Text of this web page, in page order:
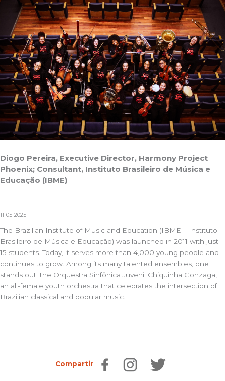
Diogo Pereira, Executive Director, Harmony Project
Phoenix; Consultant, Instituto Brasileiro de Música e
Educação (IBME)
11-05-2025
The Brazilian Institute of Music and Education (IBME – Instituto
Brasileiro de Música e Educação) was launched in 2011 with just
15 students. Today, it serves more than 4,000 young people and
continues to grow. Among its many talented ensembles, one
stands out: the Orquestra Sinfônica Juvenil Chiquinha Gonzaga,
an all-female youth orchestra that celebrates the intersection of
Brazilian classical and popular music.
Compartir